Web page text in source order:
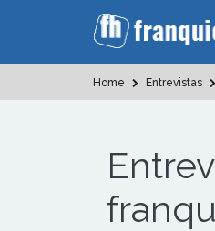
Home Entrevistas